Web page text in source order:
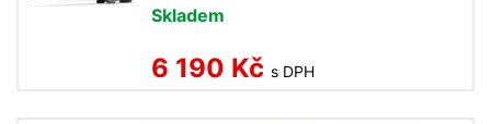
Skladem
6 190 Kč s DPH